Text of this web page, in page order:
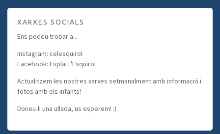
XARXES SOCIALS
Ens podeu trobar a...
Instagram: celesquirol
Facebook: Esplai L'Esquirol
Actualitzem les nostres xarxes setmanalment amb informació i
fotos amb els infants!
Doneu-li una ullada, us esperem! :)